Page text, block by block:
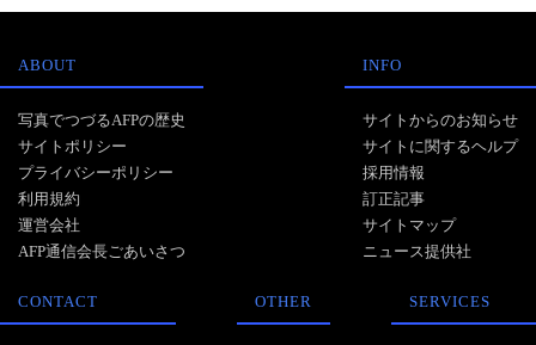
ABOUT
写真でつづるAFPの歴史
サイトポリシー
プライバシーポリシー
利用規約
運営会社
AFP通信会長ごあいさつ
INFO
サイトからのお知らせ
サイトに関するヘルプ
採用情報
訂正記事
サイトマップ
ニュース提供社
CONTACT OTHER SERVICES